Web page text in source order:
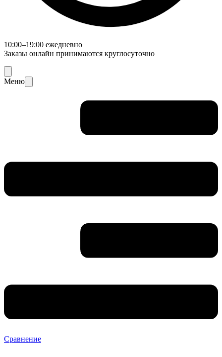
10:00–19:00 ежедневно
Заказы онлайн принимаются круглосуточно
Меню
Сравнение